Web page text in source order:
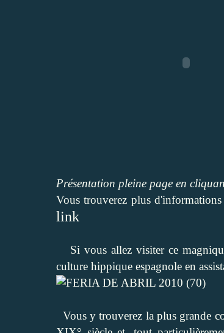
Présentation pleine page en
Vous trouverez plus
link
Si vous allez visiter ce
culture hippique espagnole en
Vous y trouverez la plus grande